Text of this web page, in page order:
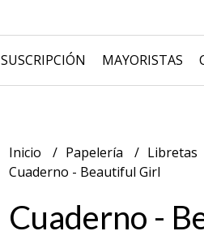
SUSCRIPCIÓN MAYORISTAS
Inicio Papelería
Libretas
Cuaderno - Beautiful Girl
Cuaderno -